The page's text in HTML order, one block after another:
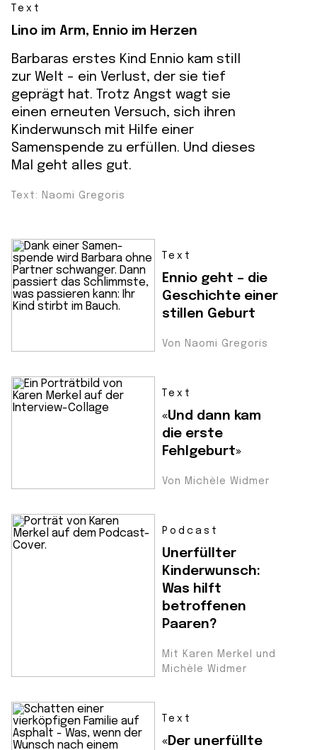
Text
Lino im Arm, Ennio im Herzen
Barbaras erstes Kind Ennio kam still
zur Welt - ein Verlust, der sie tief
geprägt hat. Trotz Angst wagt sie
einen erneuten Versuch, sich ihren
Kinderwunsch mit Hilfe einer
Samenspende zu erfüllen. Und dieses
Mal geht alles gut.
Text: Naomi Gregoris
Text
Ennio geht – die
Geschichte einer
stillen Geburt
Von Naomi Gregoris
Text
«Und dann kam
die erste
Fehlgeburt»
Von Michèle Widmer
Podcast
Unerfüllter
Kinderwunsch:
Was hilft
betroffenen
Paaren?
Mit Karen Merkel und
Michèle Widmer
Text
«Der unerfüllte